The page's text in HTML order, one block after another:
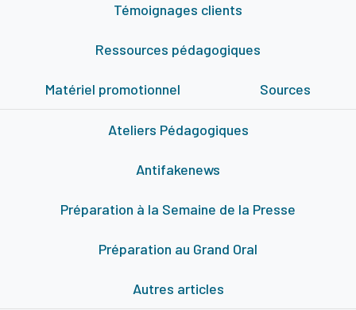
Témoignages clients
Ressources pédagogiques
Matériel promotionnel Sources
Ateliers Pédagogiques
Antifakenews
Préparation à la Semaine de la Presse
Préparation au Grand Oral
Autres articles